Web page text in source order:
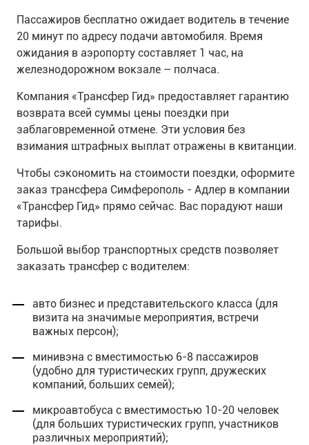
Пассажиров бесплатно ожидает водитель в течение
20 минут по адресу подачи автомобиля. Время
ожидания в аэропорту составляет 1 час, на
железнодорожном вокзале – полчаса.
Компания «Трансфер Гид» предоставляет гарантию
возврата всей суммы цены поездки при
заблаговременной отмене. Эти условия без
взимания штрафных выплат отражены в квитанции.
Чтобы сэкономить на стоимости поездки, оформите
заказ трансфера Симферополь - Адлер в компании
«Трансфер Гид» прямо сейчас. Вас порадуют наши
тарифы.
Большой выбор транспортных средств позволяет
заказать трансфер с водителем:
авто бизнес и представительского класса (для
визита на значимые мероприятия, встречи
важных персон);
минивэна с вместимостью 6-8 пассажиров
(удобно для туристических групп, дружеских
компаний, больших семей);
микроавтобуса с вместимостью 10-20 человек
(для больших туристических групп, участников
различных мероприятий);